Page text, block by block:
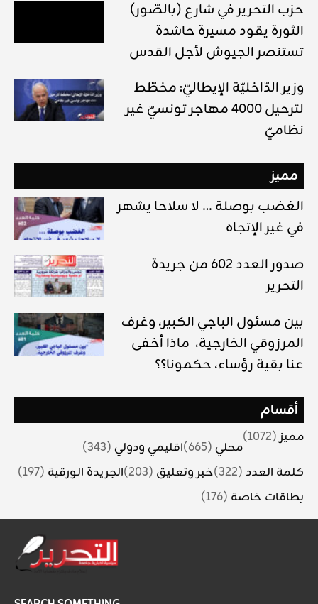
(بالصّور) حزب التحرير في شارع
الثورة يقود مسيرة حاشدة
تستنصر الجيوش لأجل القدس
وزير الدّاخليّة الإيطاليّ: مخطّط
لترحيل 4000 مهاجر تونسيّ غير
نظاميّ
مميز
الغضب بوصلة … لا سلاحا يشهر
في غير الإتجاه
صدور العدد 602 من جريدة
التحرير
بين مسئول الباجي الكبير، وغرف
المرزوقي الخارجية، ماذا أخفى
عنا بقية رؤساء، حكمونا؟؟
أقسام
مميز(1072)
محلي (665) اقليمي ودولي (343)
كلمة العدد (322) خبر وتعليق (203) الجريدة الورقية (197)
بطاقات خاصة (176)